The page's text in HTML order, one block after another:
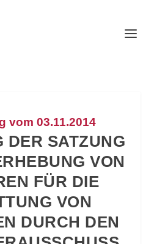
vom 03.11.2014
DER SATZUNG
VON
FÜR DIE
VON
DURCH DEN